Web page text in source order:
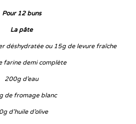
Pour 12 buns
La pâte
déshydratée ou 15g de levure fraîche
farine demi complète
200g d’eau
de fromage blanc
d’huile d’olive